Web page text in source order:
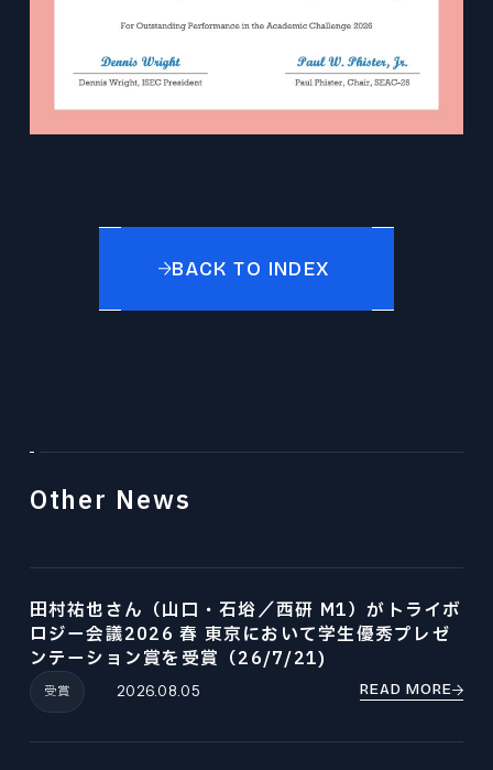
BACK TO INDEX
Other News
受賞 2026.08.05
田村祐也さん（山口・石﨏／西研 M1）がトライボ
ロジー会議2026 春 東京において学生優秀プレゼ
ンテーション賞を受賞（26/7/21)
READ MORE